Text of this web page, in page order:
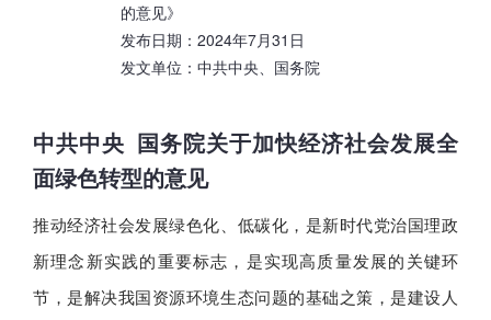
的意见》
发布日期：2024年7月31日
发文单位：中共中央、国务院
中共中央 国务院关于加快经济社会发展全
面绿色转型的意见
推动经济社会发展绿色化、低碳化，是新时代党治国理政
新理念新实践的重要标志，是实现高质量发展的关键环
节，是解决我国资源环境生态问题的基础之策，是建设人